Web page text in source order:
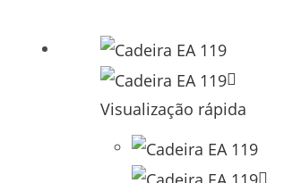
Visualização rápida